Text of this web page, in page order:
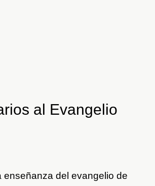
al Evangelio
enseñanza del evangelio de